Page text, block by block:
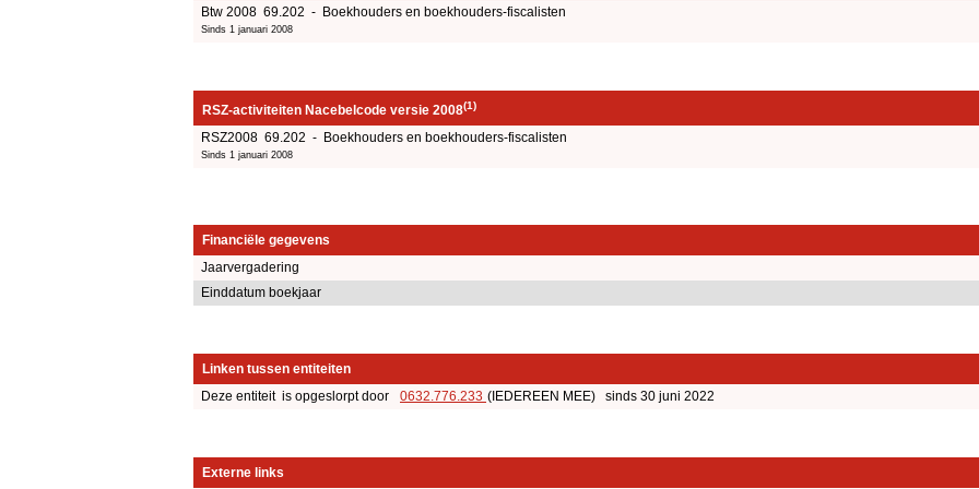
Btw 2008 69.202 - Boekhouders en boekhouders-fiscalisten
Sinds 1 januari 2008
RSZ-activiteiten Nacebelcode versie 2008(1)
RSZ2008 69.202 - Boekhouders en boekhouders-fiscalisten
Sinds 1 januari 2008
Financiële gegevens
Jaarvergadering
Einddatum boekjaar
Linken tussen entiteiten
Deze entiteit is opgeslorpt door 0632.776.233 (IEDEREEN MEE) sinds 30 juni 2022
Externe links